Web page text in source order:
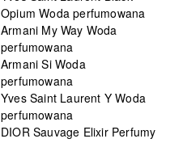
Opium Woda perfumowana
Armani My Way Woda
perfumowana
Armani Si Woda
perfumowana
Yves Saint Laurent Y Woda
perfumowana
DIOR Sauvage Elixir Perfumy